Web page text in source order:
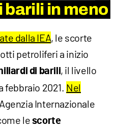
barili in meno
dalla IEA, le scorte
petroliferi a inizio
di barili, il livello
febbraio 2021. Nel
Internazionale
le scorte